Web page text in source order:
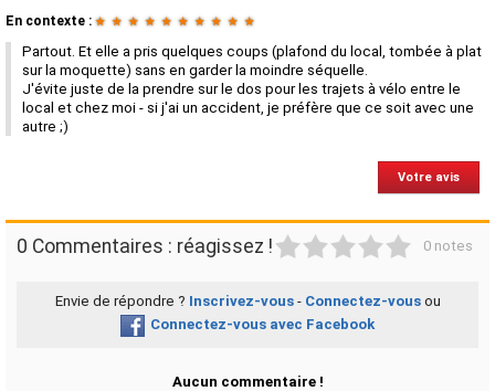
En contexte : ★ ★ ★ ★ ★ ★ ★ ★ ★ ★
Partout. Et elle a pris quelques coups (plafond du local, tombée à plat
sur la moquette) sans en garder la moindre séquelle.
J'évite juste de la prendre sur le dos pour les trajets à vélo entre le
local et chez moi - si j'ai un accident, je préfère que ce soit avec une
autre ;)
Votre avis
0 Commentaires : réagissez ! 0 notes
Envie de répondre ? Inscrivez-vous- Connectez-vousou
Connectez-vous avec Facebook
Aucun commentaire !